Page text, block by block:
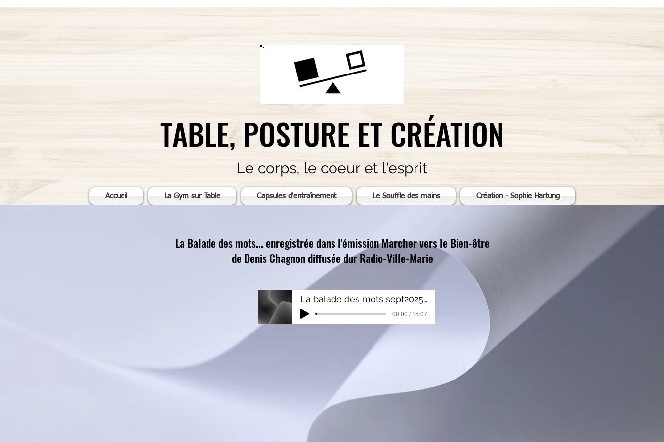
Accueil La Gym sur Table Capsules d'entraînement Le Souffle des mains Création - Sophie Hartung
TABLE, POSTURE ET CRÉATION
Le corps, le coeur et l'esprit
La Balade des mots... enregistrée dans l'émission Marcher vers le Bien-être
de Denis Chagnon diffusée dur Radio-Ville-Marie
La balade des mots sept2025_0
00:00 / 15:07